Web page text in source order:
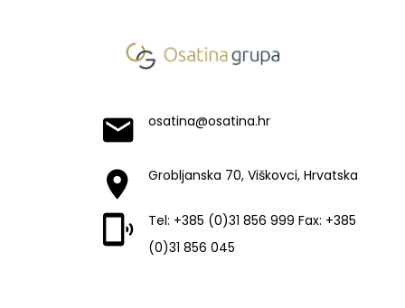
osatina@osatina.hr
Grobljanska 70, Viškovci, Hrvatska
Tel: +385 (0)31 856 999 Fax: +385
(0)31 856 045